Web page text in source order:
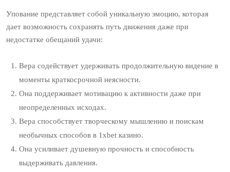
Упование представляет собой уникальную эмоцию, которая
дает возможность сохранять путь движения даже при
недостатке обещаний удачи:
Вера содействует удерживать продолжительную видение в
моменты краткосрочной неясности.
Она поддерживает мотивацию к активности даже при
неопределенных исходах.
Вера способствует творческому мышлению и поискам
необычных способов в 1xbet казино.
Она усиливает душевную прочность и способность
выдерживать давления.